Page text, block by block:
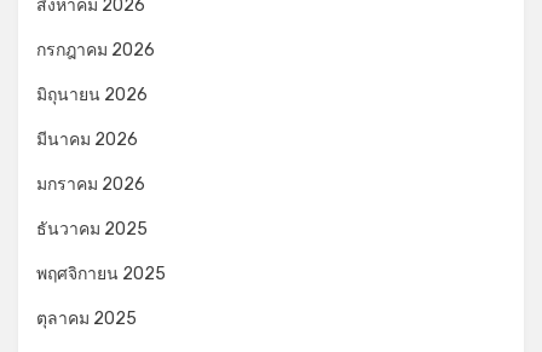
สิงหาคม 2026
กรกฎาคม 2026
มิถุนายน 2026
มีนาคม 2026
มกราคม 2026
ธันวาคม 2025
พฤศจิกายน 2025
ตุลาคม 2025